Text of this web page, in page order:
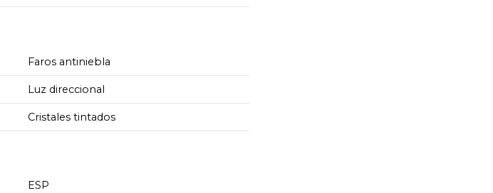
Faros antiniebla
Luz direccional
Cristales tintados
ESP